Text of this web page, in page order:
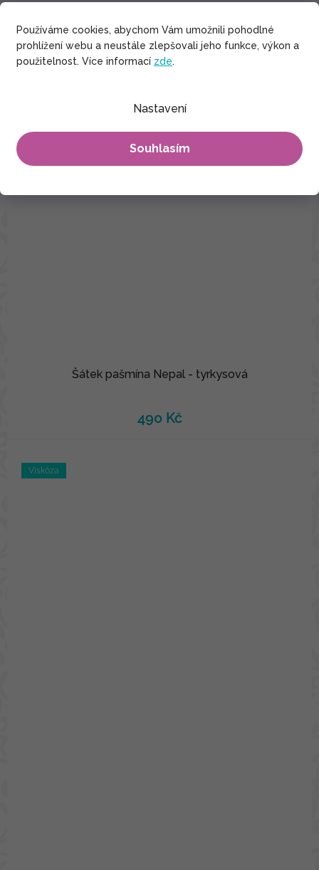
Používáme cookies, abychom Vám umožnili pohodlné
prohlížení webu a neustále zlepšovali jeho funkce, výkon a
použitelnost. Více informací zde.
Nastavení
Souhlasím
Šátek pašmína Nepal - tyrkysová
490 Kč
Viskóza